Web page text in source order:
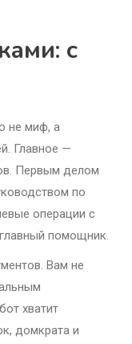
с
не миф, а
Главное —
Первым делом
по
операции с
помощник.
Вам не
хватит
домкрата и